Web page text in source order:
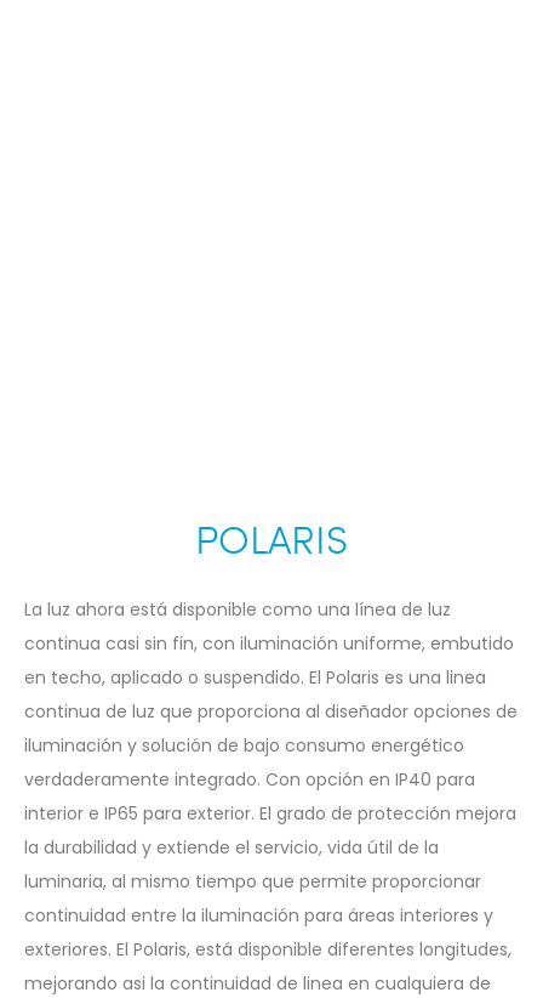
POLARIS
La luz ahora está disponible como una línea de luz
continua casi sin fin, con iluminación uniforme, embutido
en techo, aplicado o suspendido. El Polaris es una linea
continua de luz que proporciona al diseñador opciones de
iluminación y solución de bajo consumo energético
verdaderamente integrado. Con opción en IP40 para
interior e IP65 para exterior. El grado de protección mejora
la durabilidad y extiende el servicio, vida útil de la
luminaria, al mismo tiempo que permite proporcionar
continuidad entre la iluminación para áreas interiores y
exteriores. El Polaris, está disponible diferentes longitudes,
mejorando asi la continuidad de linea en cualquiera de